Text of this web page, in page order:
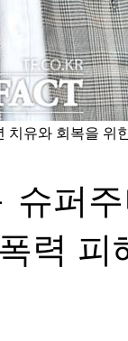
치유와 회복을 위
슈퍼
력